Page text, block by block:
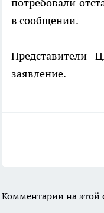
потребовали
в сообщении.
Представители
заявление.
Комментарии на этой